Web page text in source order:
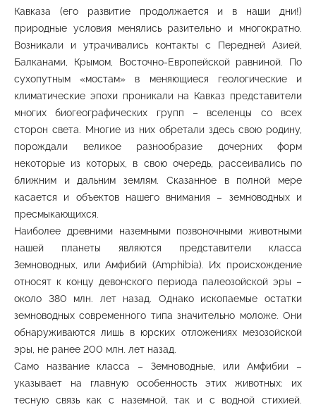
Кавказа (его развитие продолжается и в наши дни!)
природные условия менялись разительно и многократно.
Возникали и утрачивались контакты с Передней Азией,
Балканами, Крымом, Восточно-Европейской равниной. По
сухопутным «мостам» в меняющиеся геологические и
климатические эпохи проникали на Кавказ представители
многих биогеографических групп – вселенцы со всех
сторон света. Многие из них обретали здесь свою родину,
порождали великое разнообразие дочерних форм
некоторые из которых, в свою очередь, рассеивались по
ближним и дальним землям. Сказанное в полной мере
касается и объектов нашего внимания – земноводных и
пресмыкающихся.
Наиболее древними наземными позвоночными животными
нашей планеты являются представители класса
Земноводных, или Амфибий (Amphibia). Их происхождение
относят к концу девонского периода палеозойской эры –
около 380 млн. лет назад. Однако ископаемые остатки
земноводных современного типа значительно моложе. Они
обнаруживаются лишь в юрских отложениях мезозойской
эры, не ранее 200 млн. лет назад.
Само название класса – Земноводные, или Амфибии –
указывает на главную особенность этих животных: их
тесную связь как с наземной, так и с водной стихией.